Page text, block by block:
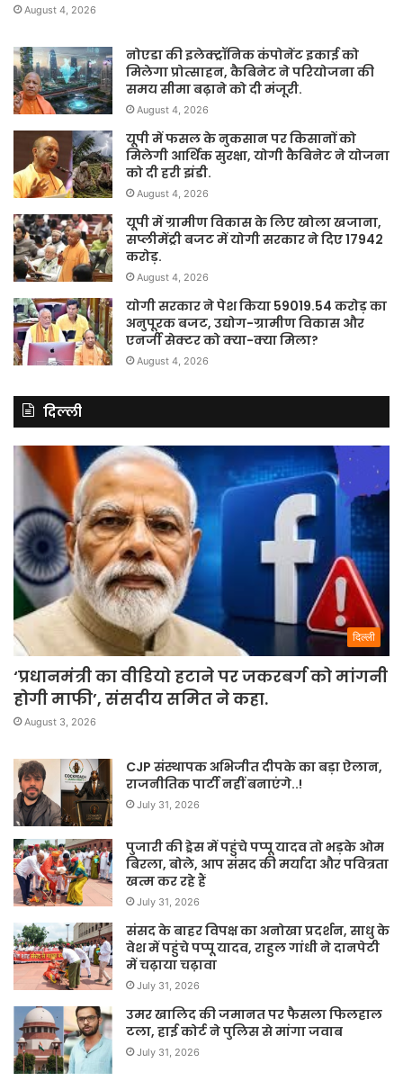
August 4, 2026
नोएडा की इलेक्ट्रॉनिक कंपोनेंट इकाई को
मिलेगा प्रोत्साहन, कैबिनेट ने परियोजना की
समय सीमा बढ़ाने को दी मंजूरी.
August 4, 2026
यूपी में फसल के नुकसान पर किसानों को
मिलेगी आर्थिक सुरक्षा, योगी कैबिनेट ने योजना
को दी हरी झंडी.
August 4, 2026
यूपी में ग्रामीण विकास के लिए खोला खजाना,
सप्लीमेंट्री बजट में योगी सरकार ने दिए 17942
करोड़.
August 4, 2026
योगी सरकार ने पेश किया 59019.54 करोड़ का
अनुपूरक बजट, उद्योग-ग्रामीण विकास और
एनर्जी सेक्टर को क्या-क्या मिला?
August 4, 2026
दिल्ली
दिल्ली
‘प्रधानमंत्री का वीडियो हटाने पर जकरबर्ग को मांगनी
होगी माफी’, संसदीय समित ने कहा.
August 3, 2026
CJP संस्थापक अभिजीत दीपके का बड़ा ऐलान,
राजनीतिक पार्टी नहीं बनाएंगे..!
July 31, 2026
पुजारी की ड्रेस में पहुंचे पप्पू यादव तो भड़के ओम
बिरला, बोले, आप संसद की मर्यादा और पवित्रता
खत्म कर रहे हैं
July 31, 2026
संसद के बाहर विपक्ष का अनोखा प्रदर्शन, साधु के
वेश में पहुंचे पप्पू यादव, राहुल गांधी ने दानपेटी
में चढ़ाया चढ़ावा
July 31, 2026
उमर खालिद की जमानत पर फैसला फिलहाल
टला, हाई कोर्ट ने पुलिस से मांगा जवाब
July 31, 2026